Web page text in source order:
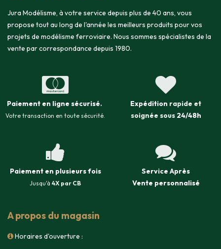
Jura Modélisme, à votre service depuis plus de 40 ans, vous
propose tout au long de l'année les meilleurs produits pour vos
projets de modélisme ferroviaire. Nous sommes spécialistes de la
vente par correspondance depuis 1980.
Paiement en ligne sécurisé.
Votre transaction en toute sécurité.
Expédition rapide et
soignée sous 24/48h
Paiement en plusieurs fois
Jusqu'à 4X par CB
Service Après
Vente personnalisé
A propos du magasin
Horaires d'ouverture :